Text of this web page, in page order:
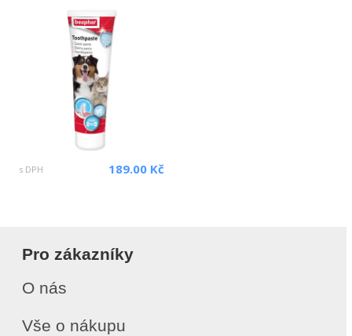
s DPH 189.00 Kč
Pro zákazníky
O nás
Vše o nákupu